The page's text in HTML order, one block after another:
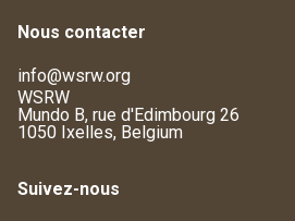
Nous contacter
info@wsrw.org
WSRW
Mundo B, rue d'Edimbourg 26
1050 Ixelles, Belgium
Suivez-nous